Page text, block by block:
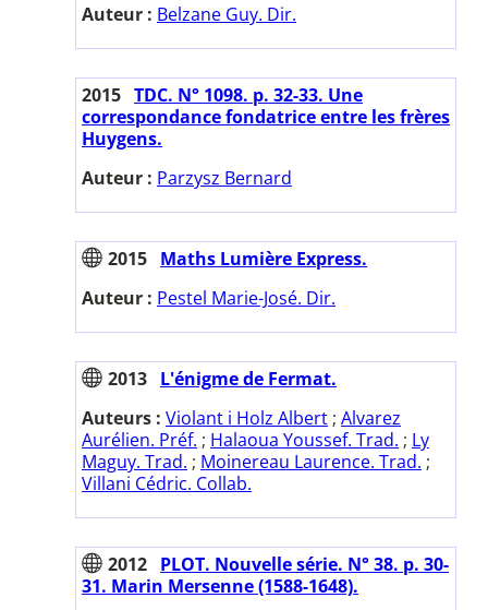
Auteur : Belzane Guy. Dir.
2015 TDC. N° 1098. p. 32-33. Une
correspondance fondatrice entre les frères
Huygens.
Auteur : Parzysz Bernard
2015 Maths Lumière Express.
Auteur : Pestel Marie-José. Dir.
2013 L'énigme de Fermat.
Auteurs : Violant i Holz Albert ; Alvarez
Aurélien. Préf. ; Halaoua Youssef. Trad. ; Ly
Maguy. Trad. ; Moinereau Laurence. Trad. ;
Villani Cédric. Collab.
2012 PLOT. Nouvelle série. N° 38. p. 30-
31. Marin Mersenne (1588-1648).